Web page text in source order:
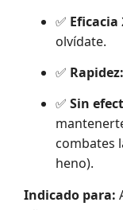
✅ Eficacia
olvídate.
✅ Rapidez:
✅ Sin
combates
heno).
Indicado para: